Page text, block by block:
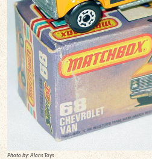
Photo by: Alans Toys